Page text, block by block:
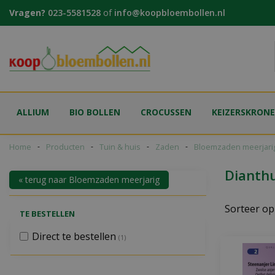
naar
Home Producten Tuin & huis Zaden Bloemzaden
Vragen? 023-5581528 of info@koopbloembollen.nl
ALLIUM BIO BOLLEN CROCUSSEN
Sorteer op
« terug naar Bloemzaden meerjarig
TE BESTELLEN
Direct te bestellen (1)